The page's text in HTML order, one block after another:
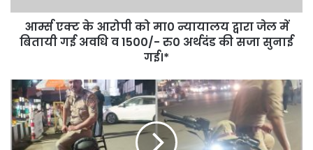
जेल
बितायी
व
1500/-
रु0
अर्थदंड
की
आर्म्स एक्ट के आरोपी को मा0 न्यायालय द्वारा जेल में
बितायी गई अवधि व 1500/- रु0 अर्थदंड की सजा सुनाई
गई।*
खुलेआम
खाकी
की
आड़
में